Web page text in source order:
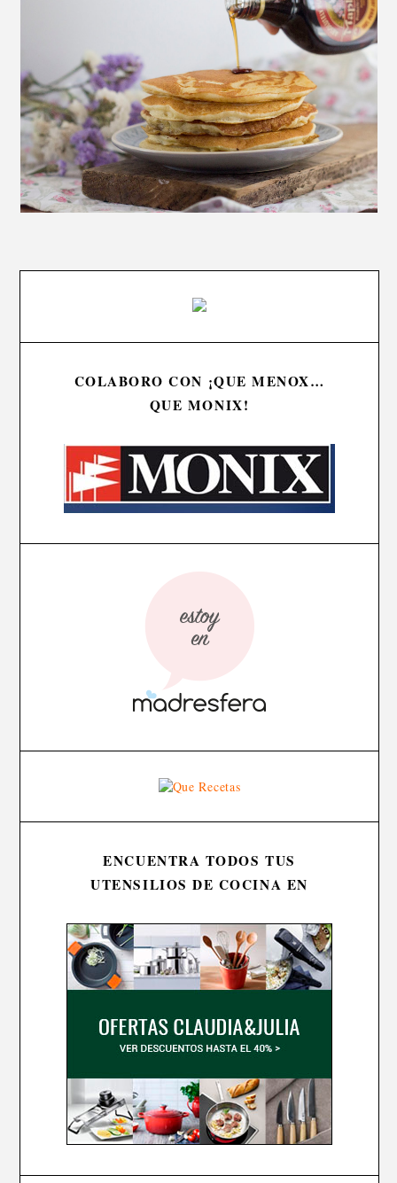
COLABORO CON ¡QUE MENOX…
QUE MONIX!
ENCUENTRA TODOS TUS
UTENSILIOS DE COCINA EN